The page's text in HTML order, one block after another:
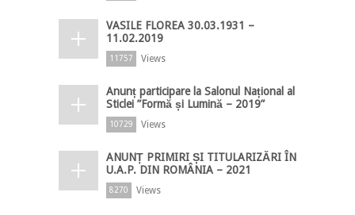
VASILE FLOREA 30.03.1931 –
11.02.2019
11757 Views
Anunț participare la Salonul Național al
Sticlei ”Formă și Lumină – 2019”
10729 Views
ANUNȚ PRIMIRI ȘI TITULARIZĂRI ÎN
U.A.P. DIN ROMÂNIA – 2021
8270 Views